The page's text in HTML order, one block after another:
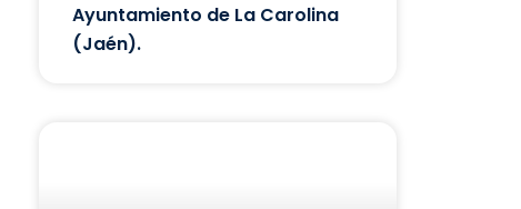
Ayuntamiento de La Carolina
(Jaén).